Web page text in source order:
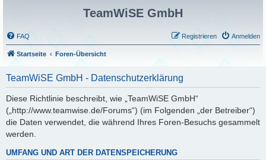
TeamWiSE GmbH
FAQ Anmelden
Registrieren
Startseite Foren-Übersicht
TeamWiSE GmbH - Datenschutzerklärung
Diese Richtlinie beschreibt, wie „TeamWiSE GmbH“
(„http://www.teamwise.de/Forums“) (im Folgenden „der Betreiber“)
die Daten verwendet, die während Ihres Foren-Besuchs gesammelt
werden.
UMFANG UND ART DER DATENSPEICHERUNG